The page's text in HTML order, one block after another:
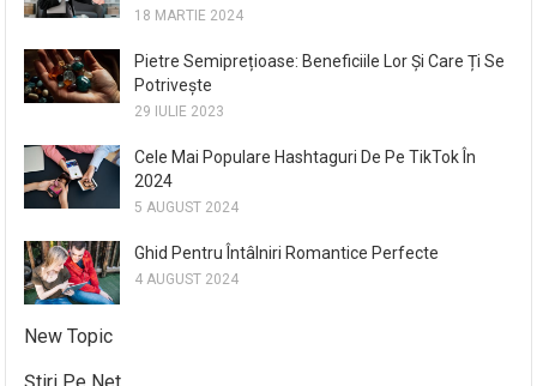
18 MARTIE 2024
Pietre Semiprețioase: Beneficiile Lor Și Care Ți Se
Potrivește
29 IULIE 2023
Cele Mai Populare Hashtaguri De Pe TikTok În
2024
5 AUGUST 2024
Ghid Pentru Întâlniri Romantice Perfecte
4 AUGUST 2024
New Topic